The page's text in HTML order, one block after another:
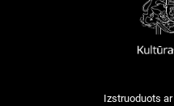
Izstruoduots ar